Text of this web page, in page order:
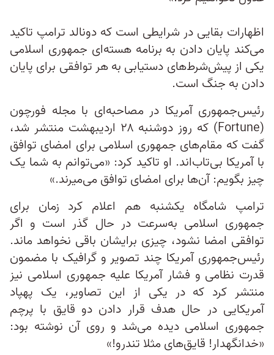
اظهارات بقایی در شرایطی است که دونالد ترامپ تاکید
می‌کند پایان دادن به برنامه هسته‌ای جمهوری اسلامی
یکی از پیش‌شرط‌های دستیابی به هر توافقی برای پایان
دادن به جنگ است.
رئیس‌جمهوری آمریکا در مصاحبه‌ای با مجله فورچون
(Fortune) که روز دوشنبه ۲۸ اردیبهشت منتشر شد،
گفت که مقام‌های جمهوری اسلامی برای امضای توافق
با آمریکا بی‌تاب‌اند. او تاکید کرد: «می‌توانم به شما یک
چیز بگویم: آن‌ها برای امضای توافق می‌میرند.»
ترامپ شامگاه یکشنبه هم اعلام کرد زمان برای
جمهوری اسلامی به‌سرعت‌ در حال گذر است و اگر
توافقی امضا نشود، چیزی برایشان باقی نخواهد ماند.
رئیس‌جمهوری آمریکا چند تصویر و گرافیک با مضمون
قدرت نظامی و فشار آمریکا علیه جمهوری اسلامی نیز
منتشر کرد که در یکی از این تصاویر، یک پهپاد
آمریکایی در حال هدف قرار دادن دو قایق با پرچم
جمهوری اسلامی دیده می‌شد و روی آن نوشته بود:
«خدانگهدار! قایق‌های مثلا تندرو!»